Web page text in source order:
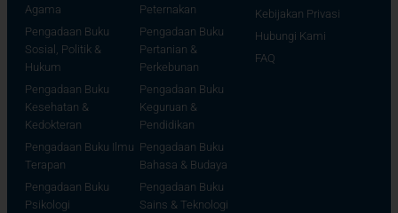
Agama
Pengadaan Buku
Sosial, Politik &
Hukum
Pengadaan Buku
Kesehatan &
Kedokteran
Pengadaan Buku Ilmu
Terapan
Pengadaan Buku
Psikologi
Peternakan
Pengadaan Buku
Pertanian &
Perkebunan
Pengadaan Buku
Keguruan &
Pendidikan
Pengadaan Buku
Bahasa & Budaya
Pengadaan Buku
Sains & Teknologi
Kebijakan Privasi
Hubungi Kami
FAQ